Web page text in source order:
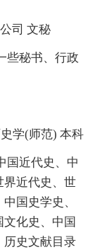
司 文秘
些秘书、行政
学(师范) 本科
国近代史、中
界近代史、世
国史学史、
化史、中国
历史文献目录